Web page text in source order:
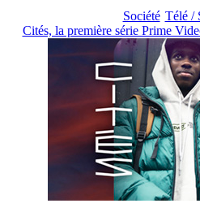
Société Télé /
Cités, la première série Prime